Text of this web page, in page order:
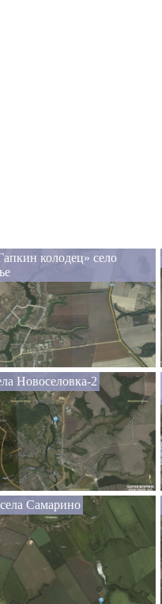
колодец» село
Новоселовка-2
Самарино